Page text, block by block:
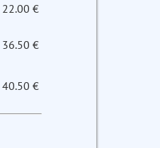
22.00 €
36.50 €
40.50 €